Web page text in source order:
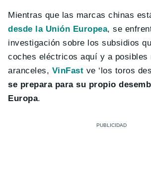
Mientras que las marcas chinas
desde la Unión Europea, se
investigación sobre los subsidios
coches eléctricos aquí y a posibles
aranceles, VinFast ve ‘los toros
se prepara para su propio
Europa.